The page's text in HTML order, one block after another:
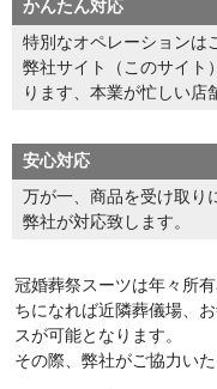
かんたん対応
特別なオペレーションは
弊社サイト（このサイト
ります、本業が忙しい店
安心対応
万が一、商品を受け取り
弊社が対応致します。
冠婚葬祭スーツは年々所
ちになれば近隣葬儀場、
スが可能となります。
その際、弊社がご協力い